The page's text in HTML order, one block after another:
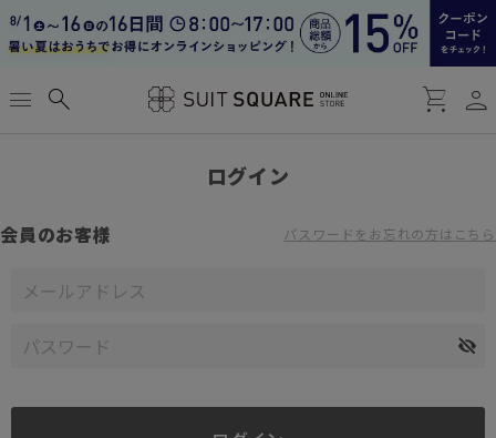
menu search shopping_cart person
ログイン
会員のお客様 パスワードをお忘れの方はこちら